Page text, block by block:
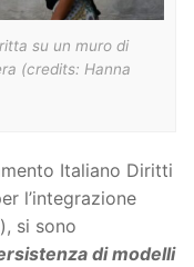
su un muro di
(credits: Hanna
Italiano Diritti
l’integrazione
si sono
di modelli